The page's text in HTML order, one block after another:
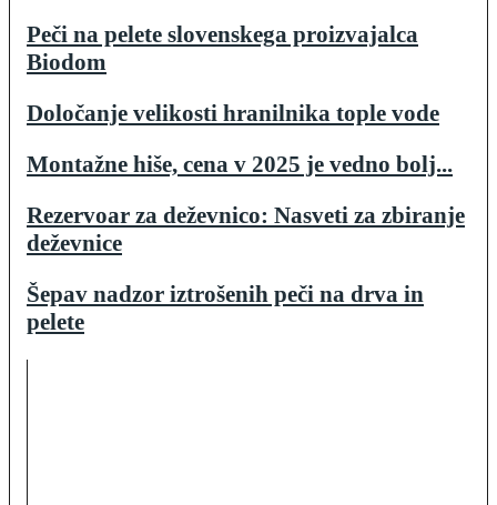
Peči na pelete slovenskega proizvajalca
Biodom
Določanje velikosti hranilnika tople vode
Montažne hiše, cena v 2025 je vedno bolj...
Rezervoar za deževnico: Nasveti za zbiranje
deževnice
Šepav nadzor iztrošenih peči na drva in
pelete